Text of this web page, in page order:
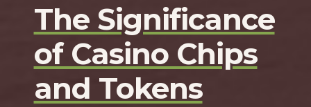
The Significance
of Casino Chips
and Tokens